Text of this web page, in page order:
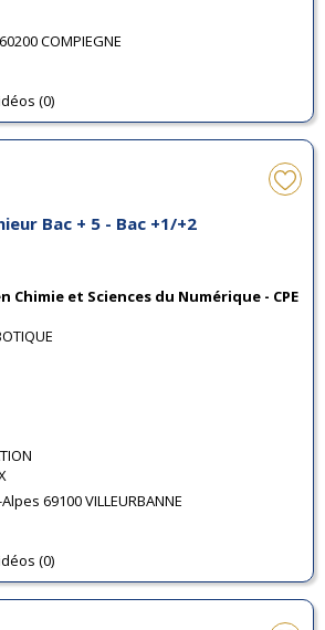
COMPIEGNE
(0)
Bac + 5 - Bac +1/+2
Chimie et Sciences du Numérique - CPE
69100 VILLEURBANNE
(0)